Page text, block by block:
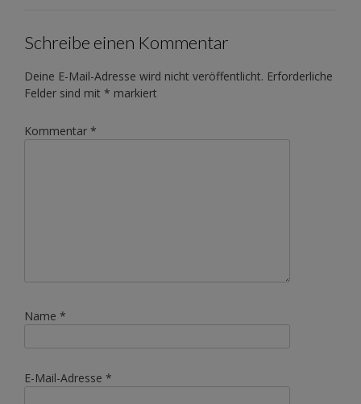
Schreibe einen Kommentar
Deine E-Mail-Adresse wird nicht veröffentlicht. Erforderliche
Felder sind mit * markiert
Kommentar *
Name *
E-Mail-Adresse *